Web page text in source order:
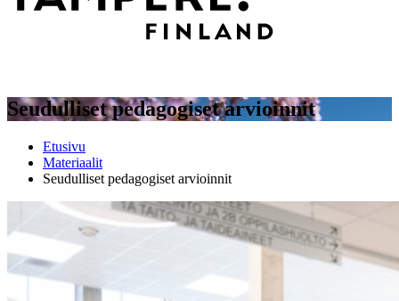
Seudulliset pedagogiset arvioinnit
Etusivu
Materiaalit
Seudulliset pedagogiset arvioinnit